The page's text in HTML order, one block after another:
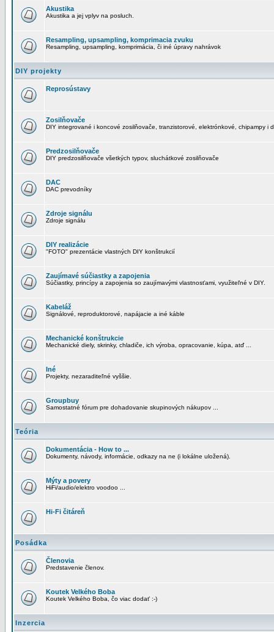
Akustika
Akustika a jej vplyv na posluch.
Resampling, upsampling, komprimacia zvuku
Resampling, upsampling, komprimácia, či iné úpravy nahrávok
DIY projekty
Reprosústavy
Zosilňovače
DIY integrované i koncové zosilňovače, tranzistorové, elektrónkové, chipampy i
Predzosilňovače
DIY predzosilňovače všetkých typov, sluchátkové zosilňovače
DAC
DAC prevodníky
Zdroje signálu
Zdroje signálu
DIY realizácie
"FOTO" prezentácie vlastných DIY konštrukcií
Zaujímavé súčiastky a zapojenia
Súčiastky, princípy a zapojenia so zaujímavými vlastnosťami, využiteľné v DIY.
Kabeláž
Signálové, reproduktorové, napájacie a iné káble
Mechanické konštrukcie
Mechanické diely, skrinky, chladiče, ich výroba, opracovanie, kúpa, atď ...
Iné
Projekty, nezaraditeľné vyššie.
Groupbuy
Samostatné fórum pre dohadovanie skupinových nákupov ...
Teória
Dokumentácia - How to ...
Dokumenty, návody, informácie, odkazy na ne (i lokálne uložená).
Mýty a povery
HiFi/audio/elektro voodoo ...
Hi-Fi čitáreň
Posádka
Členovia
Predstavenie členov.
Koutek Velkého Boba
Koutek Velkého Boba, čo viac dodať :-)
Inzercia